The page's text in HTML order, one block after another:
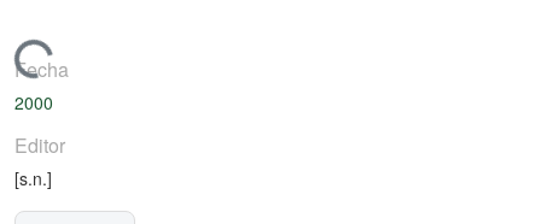
Cargando...
Fecha
2000
Editor
[s.n.]